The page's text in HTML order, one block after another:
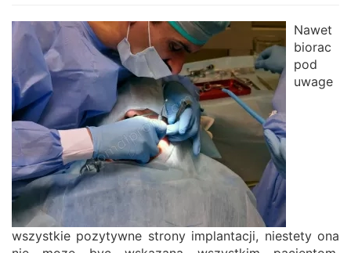
Nawet
biorac
pod
uwage
wszystkie pozytywne strony implantacji, niestety ona